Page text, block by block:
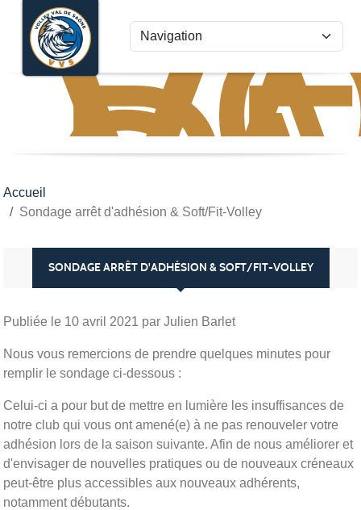
Accueil
Sondage arrêt d'adhésion & Soft/Fit-Volley
SONDAGE ARRÊT D'ADHÉSION & SOFT/FIT-VOLLEY
Publiée le 10 avril 2021 par Julien Barlet
Nous vous remercions de prendre quelques minutes pour
remplir le sondage ci-dessous :
Celui-ci a pour but de mettre en lumière les insuffisances de
notre club qui vous ont amené(e) à ne pas renouveler votre
adhésion lors de la saison suivante. Afin de nous améliorer et
d'envisager de nouvelles pratiques ou de nouveaux créneaux
peut-être plus accessibles aux nouveaux adhérents,
notamment débutants.
Panneau de gestion des cookies